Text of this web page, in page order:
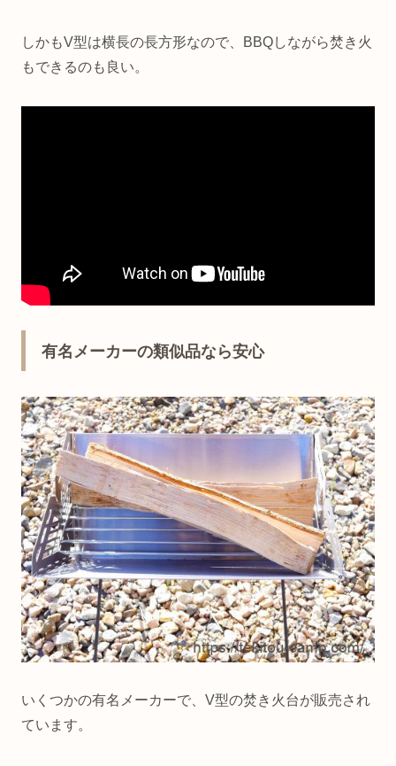
しかもV型は横長の長方形なので、BBQしながら焚き火
もできるのも良い。
有名メーカーの類似品なら安心
いくつかの有名メーカーで、V型の焚き火台が販売され
ています。